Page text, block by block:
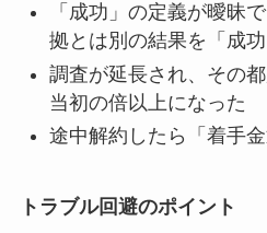
「成功」の定義が曖昧
拠とは別の結果を「成
調査が延長され、その
当初の倍以上になった
途中解約したら「着手
トラブル回避のポイント